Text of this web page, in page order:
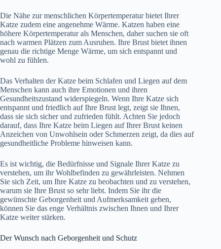
Die Nähe zur menschlichen Körpertemperatur bietet Ihrer
Katze zudem eine angenehme Wärme. Katzen haben eine
höhere Körpertemperatur als Menschen, daher suchen sie oft
nach warmen Plätzen zum Ausruhen. Ihre Brust bietet ihnen
genau die richtige Menge Wärme, um sich entspannt und
wohl zu fühlen.
Das Verhalten der Katze beim Schlafen und Liegen auf dem
Menschen kann auch ihre Emotionen und ihren
Gesundheitszustand widerspiegeln. Wenn Ihre Katze sich
entspannt und friedlich auf Ihre Brust legt, zeigt sie Ihnen,
dass sie sich sicher und zufrieden fühlt. Achten Sie jedoch
darauf, dass Ihre Katze beim Liegen auf Ihrer Brust keinen
Anzeichen von Unwohlsein oder Schmerzen zeigt, da dies auf
gesundheitliche Probleme hinweisen kann.
Es ist wichtig, die Bedürfnisse und Signale Ihrer Katze zu
verstehen, um ihr Wohlbefinden zu gewährleisten. Nehmen
Sie sich Zeit, um Ihre Katze zu beobachten und zu verstehen,
warum sie Ihre Brust so sehr liebt. Indem Sie ihr die
gewünschte Geborgenheit und Aufmerksamkeit geben,
können Sie das enge Verhältnis zwischen Ihnen und Ihrer
Katze weiter stärken.
Der Wunsch nach Geborgenheit und Schutz